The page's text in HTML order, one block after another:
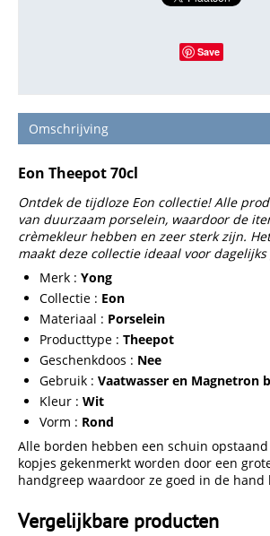
Save
Omschrijving
Eon Theepot 70cl
Ontdek de tijdloze Eon collectie! Alle
van duurzaam porselein, waardoor de
crèmekleur hebben en zeer sterk zijn.
maakt deze collectie ideaal voor
Merk : Yong
Collectie : Eon
Materiaal : Porselein
Producttype : Theepot
Geschenkdoos : Nee
Gebruik : Vaatwasser en Magnetron
Kleur : Wit
Vorm : Rond
Alle borden hebben een schuin
kopjes gekenmerkt worden door een
handgreep waardoor ze goed in de hand
Vergelijkbare producten